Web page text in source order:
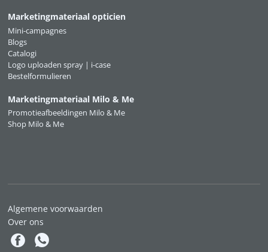
Marketingmateriaal opticien
Mini-campagnes
Blogs
Catalogi
Logo uploaden spray | i-case
Bestelformulieren
Marketingmateriaal Milo & Me
Promotieafbeeldingen Milo & Me
Shop Milo & Me
Algemene voorwaarden
Over ons